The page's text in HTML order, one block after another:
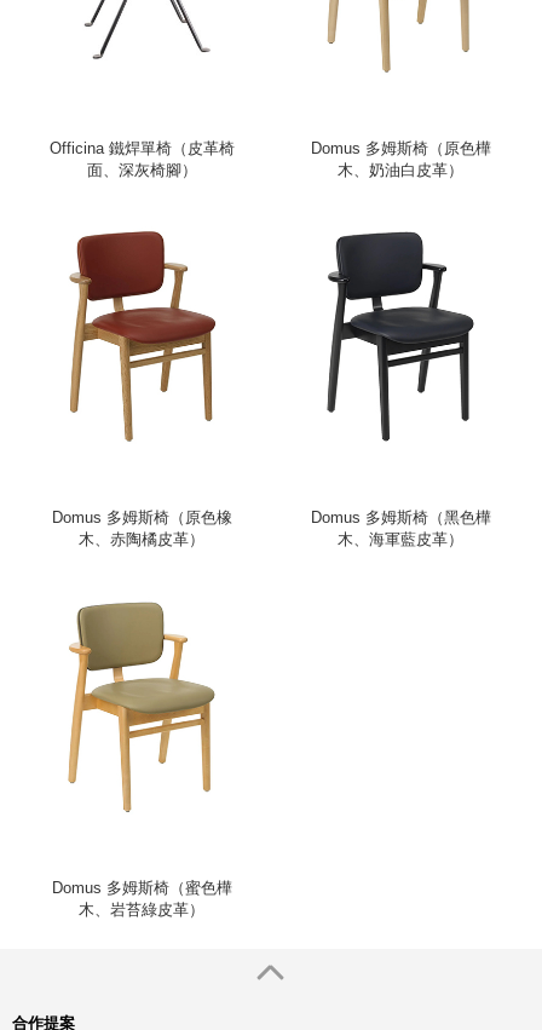
Officina 鐵焊單椅（皮革椅
面、深灰椅腳）
Domus 多姆斯椅（原色樺
木、奶油白皮革）
Domus 多姆斯椅（原色橡
木、赤陶橘皮革）
Domus 多姆斯椅（黑色樺
木、海軍藍皮革）
Domus 多姆斯椅（蜜色樺
木、岩苔綠皮革）
合作提案